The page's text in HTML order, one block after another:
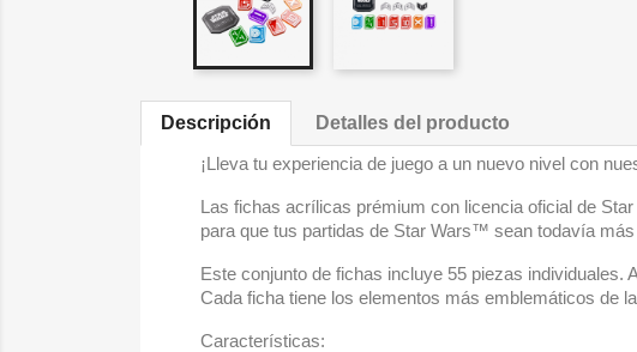
Descripción
Detalles del producto
¡Lleva tu experiencia de juego a un nuevo nivel con
Las fichas acrílicas prémium con licencia oficial de
para que tus partidas de Star Wars™ sean todavía
Este conjunto de fichas incluye 55 piezas
Cada ficha tiene los elementos más emblemáticos de
Características: